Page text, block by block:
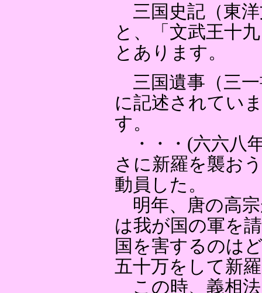
三国史記（東洋
と、「文武王十
とあります。
三国遺事（三一
に記述されてい
す。
・・・(六六八
さに新羅を襲お
動員した。
明年、唐の高
は我が国の軍を
国を害するのは
五十万をして新
この時、義相